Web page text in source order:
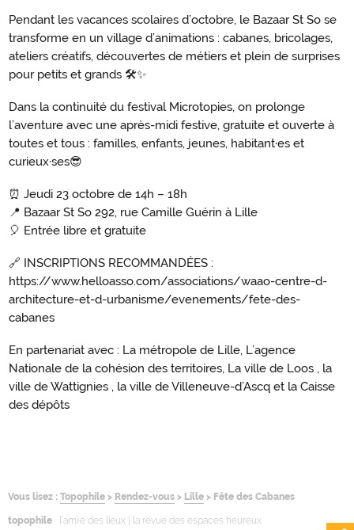
Pendant les vacances scolaires d’octobre, le Bazaar St So se
transforme en un village d’animations : cabanes, bricolages,
ateliers créatifs, découvertes de métiers et plein de surprises
pour petits et grands 🛠️✨
Dans la continuité du festival Microtopies, on prolonge
l’aventure avec une après-midi festive, gratuite et ouverte à
toutes et tous : familles, enfants, jeunes, habitant·es et
curieux·ses😎
⏰ Jeudi 23 octobre de 14h – 18h
📍 Bazaar St So 292, rue Camille Guérin à Lille
🎈 Entrée libre et gratuite
🔗 INSCRIPTIONS RECOMMANDÉES :
https://www.helloasso.com/associations/waao-centre-d-
architecture-et-d-urbanisme/evenements/fete-des-
cabanes
En partenariat avec : La métropole de Lille, L’agence
Nationale de la cohésion des territoires, La ville de Loos , la
ville de Wattignies , la ville de Villeneuve-d’Ascq et la Caisse
des dépôts
Vous lisez : Topophile > Rendez-vous > Lille > Fête des Cabanes
topophile l’ami·e des lieux | la revue des espaces heureux